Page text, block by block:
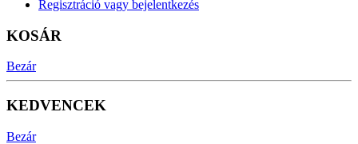
Regisztráció vagy bejelentkezés
KOSÁR
Bezár
KEDVENCEK
Bezár